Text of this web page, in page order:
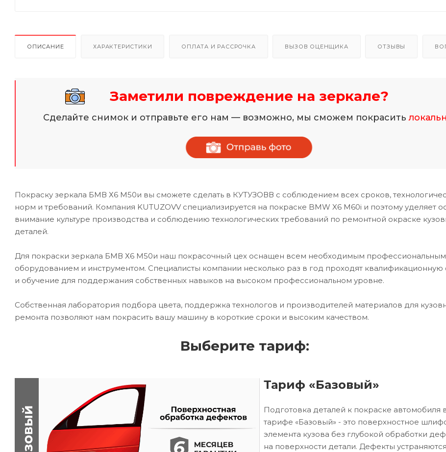
ОПИСАНИЕ ХАРАКТЕРИСТИКИ ОПЛАТА И РАССРОЧКА ВЫЗОВ ОЦЕНЩИКА ОТЗЫВЫ
Заметили повреждение на зеркале?
Сделайте снимок и отправьте его нам — возможно, мы сможем покрасить
Покраску зеркала БМВ Х6 М50и вы сможете сделать в КУТУЗОВВ с соблюдением всех сроков,
норм и требований. Компания KUTUZOVV специализируется на покраске BMW X6 M60i и поэтому уделяет
внимание культуре производства и соблюдению технологических требований по ремонтной окраске
деталей.
Для покраски зеркала БМВ Х6 М50и наш покрасочный цех оснащен всем необходимым профессиональным
оборудованием и инструментом. Специалисты компании несколько раз в год проходят квалификационную
и обучение для поддержания собственных навыков на высоком профессиональном уровне.
Собственная лаборатория подбора цвета, поддержка технологов и производителей материалов для
ремонта позволяют нам покрасить вашу машину в короткие сроки и высоким качеством.
Выберите тариф:
Тариф «Базовый»
Подготовка деталей к покраске автомобиля
тарифе «Базовый» - это поверхностное
элемента кузова без глубокой обработки
на поверхности детали. Дефекты устраняются